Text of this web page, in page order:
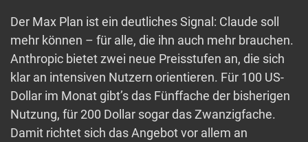
Der Max Plan ist ein deutliches Signal: Claude soll
mehr können – für alle, die ihn auch mehr brauchen.
Anthropic bietet zwei neue Preisstufen an, die sich
klar an intensiven Nutzern orientieren. Für 100 US-
Dollar im Monat gibt’s das Fünffache der bisherigen
Nutzung, für 200 Dollar sogar das Zwanzigfache.
Damit richtet sich das Angebot vor allem an